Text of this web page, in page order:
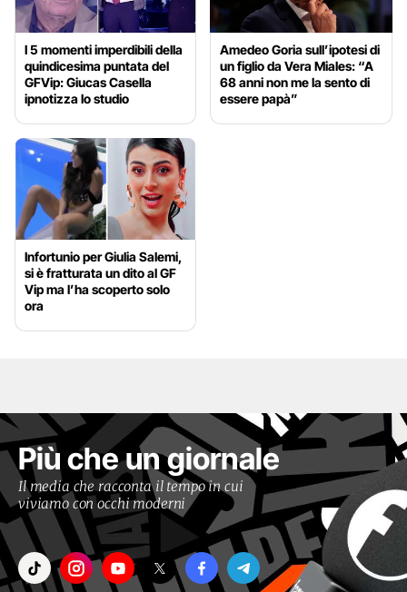
I 5 momenti imperdibili della
quindicesima puntata del
GFVip: Giucas Casella
ipnotizza lo studio
Amedeo Goria sull’ipotesi di
un figlio da Vera Miales: “A
68 anni non me la sento di
essere papà”
Infortunio per Giulia Salemi,
si è fratturata un dito al GF
Vip ma l’ha scoperto solo
ora
Più che un giornale
Il media che racconta il tempo in cui
viviamo con occhi moderni